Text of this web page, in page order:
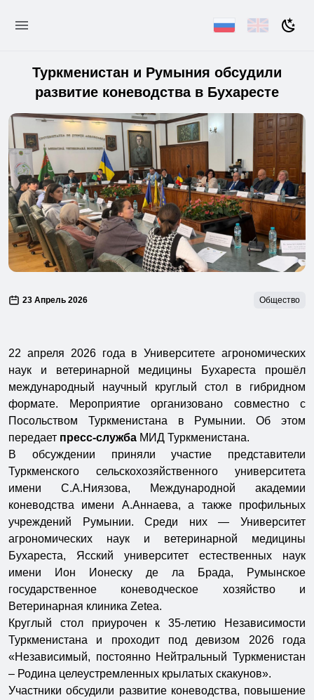
Туркменистан и Румыния обсудили
развитие коневодства в Бухаресте
23 Апрель 2026 Общество
22 апреля 2026 года в Университете агрономических
наук и ветеринарной медицины Бухареста прошёл
международный научный круглый стол в гибридном
формате. Мероприятие организовано совместно с
Посольством Туркменистана в Румынии. Об этом
передает пресс-служба МИД Туркменистана.
В обсуждении приняли участие представители
Туркменского сельскохозяйственного университета
имени С.А.Ниязова, Международной академии
коневодства имени А.Аннаева, а также профильных
учреждений Румынии. Среди них — Университет
агрономических наук и ветеринарной медицины
Бухареста, Ясский университет естественных наук
имени Ион Ионеску де ла Брада, Румынское
государственное коневодческое хозяйство и
Ветеринарная клиника Zetea.
Круглый стол приурочен к 35-летию Независимости
Туркменистана и проходит под девизом 2026 года
«Независимый, постоянно Нейтральный Туркменистан
– Родина целеустремленных крылатых скакунов».
Участники обсудили развитие коневодства, повышение